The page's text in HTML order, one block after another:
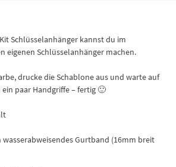
Schlüsselanhänger kannst du im
eigenen Schlüsselanhänger machen.
drucke die Schablone aus und warte auf
paar Handgriffe – fertig 🙂
wasserabweisendes Gurtband (16mm breit